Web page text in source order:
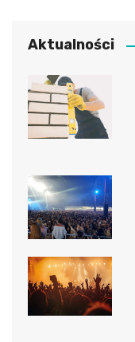
Aktualności